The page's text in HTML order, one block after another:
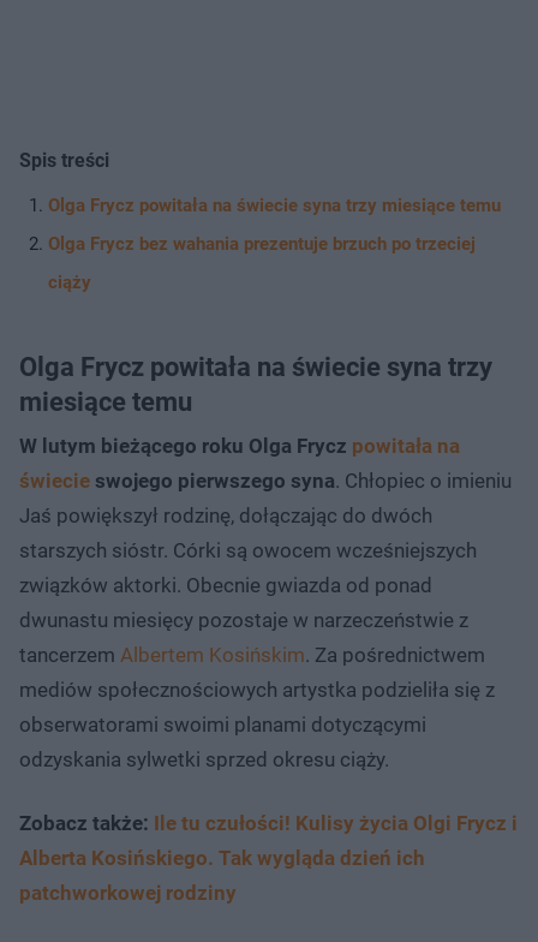
Spis treści
Olga Frycz powitała na świecie syna trzy miesiące temu
Olga Frycz bez wahania prezentuje brzuch po trzeciej
ciąży
Olga Frycz powitała na świecie syna trzy
miesiące temu
W lutym bieżącego roku Olga Frycz powitała na
świecie swojego pierwszego syna. Chłopiec o imieniu
Jaś powiększył rodzinę, dołączając do dwóch
starszych sióstr. Córki są owocem wcześniejszych
związków aktorki. Obecnie gwiazda od ponad
dwunastu miesięcy pozostaje w narzeczeństwie z
tancerzem Albertem Kosińskim. Za pośrednictwem
mediów społecznościowych artystka podzieliła się z
obserwatorami swoimi planami dotyczącymi
odzyskania sylwetki sprzed okresu ciąży.
Zobacz także: Ile tu czułości! Kulisy życia Olgi Frycz i
Alberta Kosińskiego. Tak wygląda dzień ich
patchworkowej rodziny